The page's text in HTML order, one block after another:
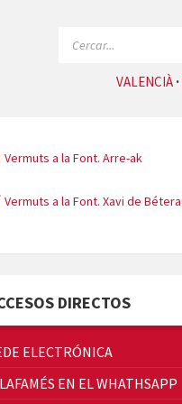
VALENCIÀ
Vermuts a la Font. Arre-ak
Vermuts a la Font. Xavi de Bétera
Quintà Culroja
DIRECTOS
ELECTRÓNICA
EN EL WHATHSAPP